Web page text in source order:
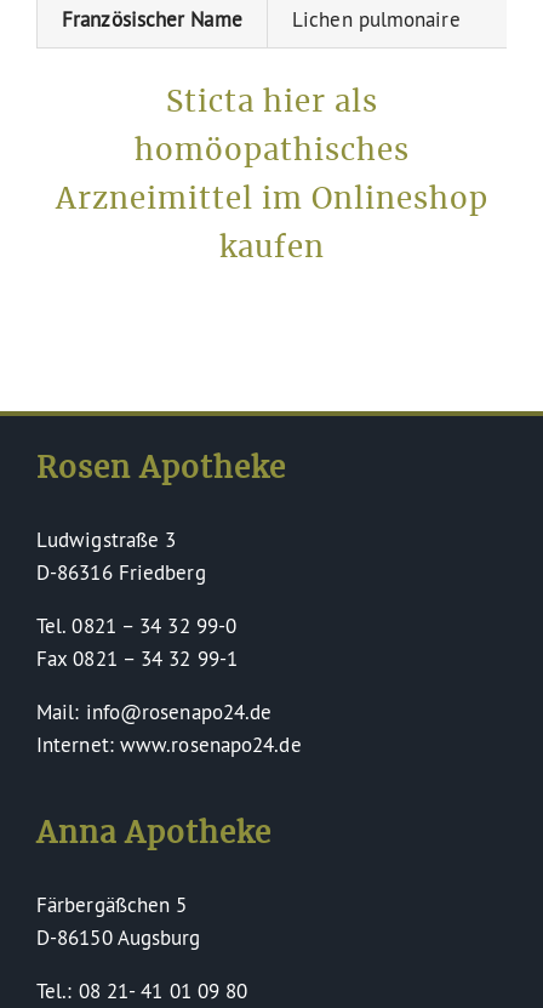
Französischer Name Lichen pulmonaire
Sticta hier als
homöopathisches
Arzneimittel im Onlineshop
kaufen
Rosen Apotheke
Ludwigstraße 3
D-86316 Friedberg
Tel. 0821 – 34 32 99-0
Fax 0821 – 34 32 99-1
Mail: info@rosenapo24.de
Internet: www.rosenapo24.de
Anna Apotheke
Färbergäßchen 5
D-86150 Augsburg
Tel.: 08 21- 41 01 09 80